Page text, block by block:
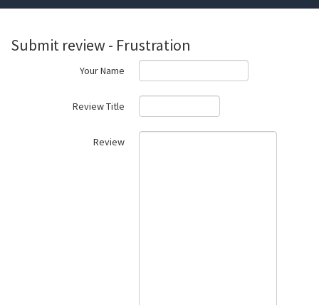
Submit review - Frustration
Your Name
Review Title
Review